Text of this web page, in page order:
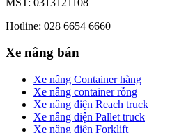
Hotline: 028 6654 6660
Xe nâng bán
Xe nâng Container hàng
Xe nâng container rỗng
Xe nâng điện Reach truck
Xe nâng điện Pallet truck
Xe nâng điện Forklift